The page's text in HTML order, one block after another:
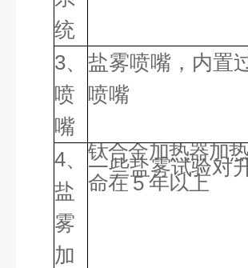
统
3、
喷
嘴
盐雾喷嘴，内置
喷嘴
4、
盐
雾
加
钛合金加热器加
一些盐雾试验对
命在5年以上